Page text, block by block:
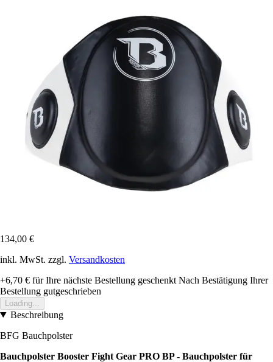
134,00 €
inkl. MwSt. zzgl. Versandkosten
+6,70 € für Ihre nächste Bestellung geschenkt Nach Bestätigung Ihrer
Bestellung gutgeschrieben
Loading...
Beschreibung
BFG Bauchpolster
Bauchpolster Booster Fight Gear PRO BP - Bauchpolster für